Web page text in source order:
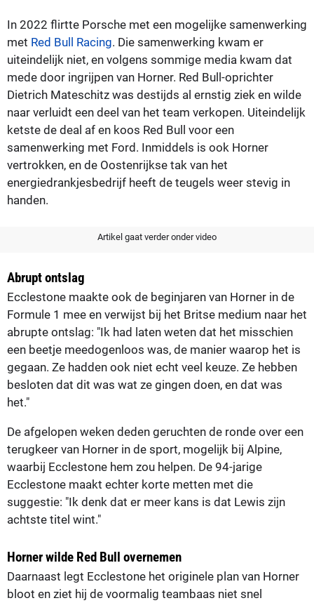
In 2022 flirtte Porsche met een mogelijke samenwerking
met Red Bull Racing. Die samenwerking kwam er
uiteindelijk niet, en volgens sommige media kwam dat
mede door ingrijpen van Horner. Red Bull-oprichter
Dietrich Mateschitz was destijds al ernstig ziek en wilde
naar verluidt een deel van het team verkopen. Uiteindelijk
ketste de deal af en koos Red Bull voor een
samenwerking met Ford. Inmiddels is ook Horner
vertrokken, en de Oostenrijkse tak van het
energiedrankjesbedrijf heeft de teugels weer stevig in
handen.
Artikel gaat verder onder video
Abrupt ontslag
Ecclestone maakte ook de beginjaren van Horner in de
Formule 1 mee en verwijst bij het Britse medium naar het
abrupte ontslag: "Ik had laten weten dat het misschien
een beetje meedogenloos was, de manier waarop het is
gegaan. Ze hadden ook niet echt veel keuze. Ze hebben
besloten dat dit was wat ze gingen doen, en dat was
het."
De afgelopen weken deden geruchten de ronde over een
terugkeer van Horner in de sport, mogelijk bij Alpine,
waarbij Ecclestone hem zou helpen. De 94-jarige
Ecclestone maakt echter korte metten met die
suggestie: "Ik denk dat er meer kans is dat Lewis zijn
achtste titel wint."
Horner wilde Red Bull overnemen
Daarnaast legt Ecclestone het originele plan van Horner
bloot en ziet hij de voormalig teambaas niet snel